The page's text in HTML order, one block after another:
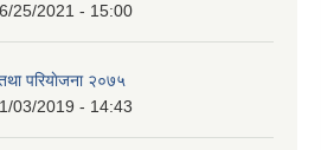
25/2021 - 15:00
परियाेजना २०७५
03/2019 - 14:43